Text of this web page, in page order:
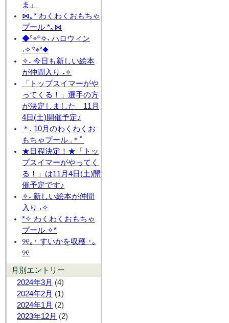
ま」
⋈｡* わくわくおもちゃ
プール *｡⋈
◆°⌖꙳✧˖ ハロウィン
˖✧꙳⌖°◆
✧˖ 今日も新しい絵本
が仲間入り ˖✧
「トップスイマーがや
ってくる！」選手の方
が決定しました 11月
4日(土)開催予定♪
＊. 10月のわくわくお
もちゃプール .＊ﾟ
★日程決定！★「トッ
プスイマーがやってく
る！」は11月4日(土)開
催予定です♪
✧˖ 新しい絵本が仲間
入り ˖✧
*✧ わくわくおもちゃ
プール ✧*
୨୧｡･ すいかを収穫 ･｡
୨୧
月別エントリー
2024年3月 (4)
2024年2月 (1)
2024年1月 (2)
2023年12月 (2)